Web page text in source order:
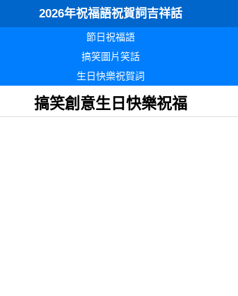
2026年祝福語祝賀詞吉祥話
節日祝福語
搞笑圖片笑話
生日快樂祝賀詞
搞笑創意生日快樂祝福